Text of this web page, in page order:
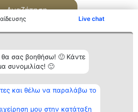
Live chat
θα σας βοηθήσω! 🙂 Κάντε
συνομιλίας! 🙂
και θέλω να παραλάβω το
μου στην κατάταξη
Αναζήτηση
Κατάταξη
Διακριθέντες
των
Επικοινωνία
Επικοινωνία